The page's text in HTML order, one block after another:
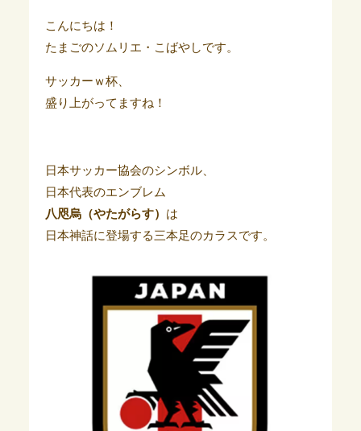
こんにちは！
たまごのソムリエ・こばやしです。
サッカーｗ杯、
盛り上がってますね！
日本サッカー協会のシンボル、
日本代表のエンブレム
八咫烏（やたがらす） は
日本神話に登場する三本足のカラスです。